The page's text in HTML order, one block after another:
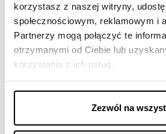
korzystasz z naszej witryny,
społecznościowym, reklamowym i
Partnerzy mogą połączyć te
otrzymanymi od Ciebie lub
korzystania z ich usług.
Zezwól na